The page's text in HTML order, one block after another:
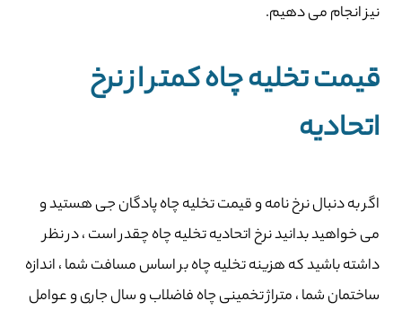
نیز انجام می دهیم.
قیمت تخلیه چاه کمتر از نرخ
اتحادیه
اگر به دنبال نرخ نامه و قیمت تخلیه چاه پادگان جی هستید و
می خواهید بدانید نرخ اتحادیه تخلیه چاه چقدر است ، در نظر
داشته باشید که هزینه تخلیه چاه بر اساس مسافت شما ، اندازه
ساختمان شما ، متراژ تخمینی چاه فاضلاب و سال جاری و عوامل